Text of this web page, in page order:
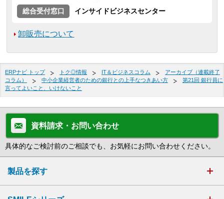
総合受付窓口
インサイドビジネスセンター
卸販売について
ERPナビ トップ トク◎情報 IT＆ビジネスコラム
アーカイブ（連載終了
コラム）
中小企業経営者のための銀行との上手なつきあい方
第21回 銀行員に
言ってよいこと、いけないこと
資料請求・お問い合わせ
具体的なご検討前のご相談でも、お気軽にお問い合わせください。
製品を探す